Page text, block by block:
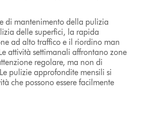
di mantenimento della pulizia
delle superfici, la rapida
ad alto traffico e il riordino man
attività settimanali affrontano zone
regolare, ma non di
pulizie approfondite mensili si
che possono essere facilmente